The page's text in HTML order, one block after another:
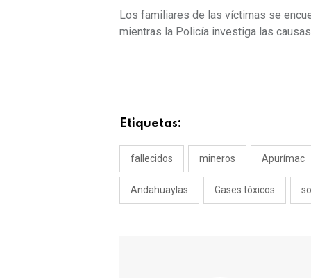
Los familiares de las víctimas se
mientras la Policía investiga las
Etiquetas:
fallecidos mineros Apurímac
Andahuaylas Gases tóxicos